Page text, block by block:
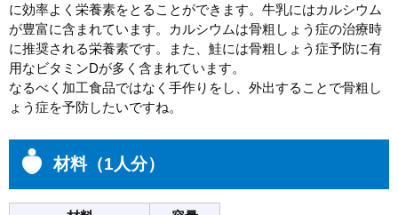
に効率よく栄養素をとることができます。牛乳にはカルシウム
が豊富に含まれています。カルシウムは骨粗しょう症の治療時
に推奨される栄養素です。また、鮭には骨粗しょう症予防に有
用なビタミンDが多く含まれています。
なるべく加工食品ではなく手作りをし、外出することで骨粗し
ょう症を予防したいですね。
材料（1人分）